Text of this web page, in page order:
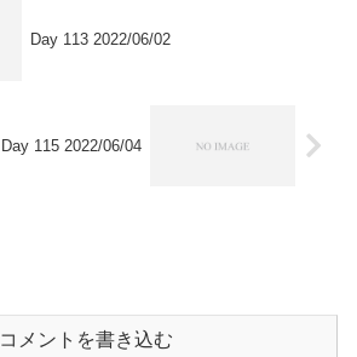
Day 113 2022/06/02
Day 115 2022/06/04
コメントを書き込む